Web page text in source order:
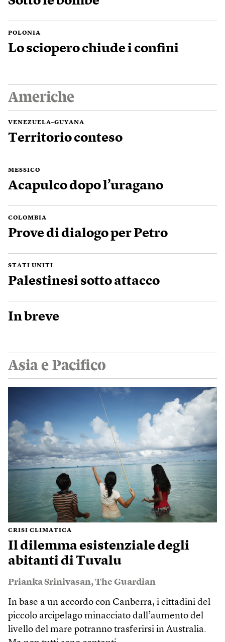
POLONIA
Lo sciopero chiude i confini
Americhe
VENEZUELA–GUYANA
Territorio conteso
MESSICO
Acapulco dopo l’uragano
COLOMBIA
Prove di dialogo per Petro
STATI UNITI
Palestinesi sotto attacco
In breve
Asia e Pacifico
CRISI CLIMATICA
Il dilemma esistenziale degli
abitanti di Tuvalu
Prianka Srinivasan,The Guardian
In base a un accordo con Canberra, i cittadini del
piccolo arcipelago minacciato dall’aumento del
livello del mare potranno trasferirsi in Australia.